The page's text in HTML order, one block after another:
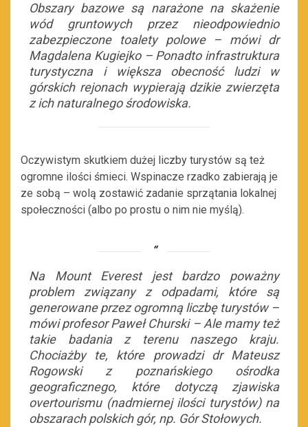
Obszary bazowe są narażone na skażenie
wód gruntowych przez nieodpowiednio
zabezpieczone toalety polowe – mówi dr
Magdalena Kugiejko – Ponadto infrastruktura
turystyczna i większa obecność ludzi w
górskich rejonach wypierają dzikie zwierzęta
z ich naturalnego środowiska.
Oczywistym skutkiem dużej liczby turystów są też
ogromne ilości śmieci. Wspinacze rzadko zabierają je
ze sobą – wolą zostawić zadanie sprzątania lokalnej
społeczności (albo po prostu o nim nie myślą).
Na Mount Everest jest bardzo poważny
problem związany z odpadami, które są
generowane przez ogromną liczbę turystów –
mówi profesor Paweł Churski – Ale mamy też
takie badania z terenu naszego kraju.
Chociażby te, które prowadzi dr Mateusz
Rogowski z poznańskiego ośrodka
geograficznego, które dotyczą zjawiska
overtourismu (nadmiernej ilości turystów) na
obszarach polskich gór, np. Gór Stołowych.